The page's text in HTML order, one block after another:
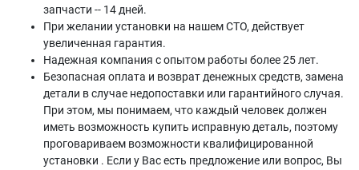
запчасти -- 14 дней.
При желании установки на нашем СТО, действует
увеличенная гарантия.
Надежная компания с опытом работы более 25 лет.
Безопасная оплата и возврат денежных средств, замена
детали в случае недопоставки или гарантийного случая.
При этом, мы понимаем, что каждый человек должен
иметь возможность купить исправную деталь, поэтому
проговариваем возможности квалифицированной
установки . Если у Вас есть предложение или вопрос, Вы